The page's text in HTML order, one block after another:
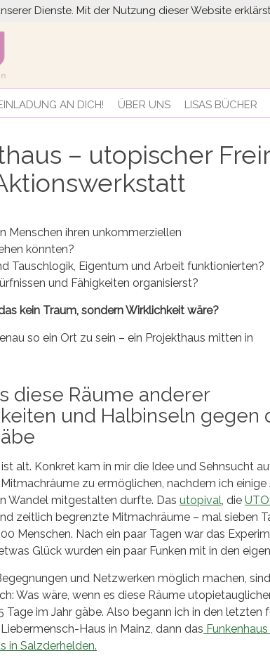
AN DICH! ÜBER UNS LISAS BÜCHER
– utopischer
Menschen ihren unkommerziellen
könnten?
Tauschlogik, Eigentum und Arbeit funktionierten?
und Fähigkeiten organisierst?
kein Traum, sondern Wirklichkeit wäre?
so ein Ort zu sein – ein Projekthaus mitten in
diese Räume anderer
und Halbinseln gegen
alt. Konkret kam in mir die Idee und Sehnsucht
zu ermöglichen, nachdem ich einige
Wandel mitgestalten durfte. Das utopival, die
zeitlich begrenzte Mitmachräume – mal sieben
Menschen. Nach ein paar Tagen war das
Glück wurden ein paar Funken mit in den
und Netzwerken möglich machen,
Was wäre, wenn es diese Räume
Tage im Jahr gäbe. Also begann ich in den letzten
Haus in Mainz, dann das
in Salzderhelden.
Dienste. Mit der Nutzung dieser Website